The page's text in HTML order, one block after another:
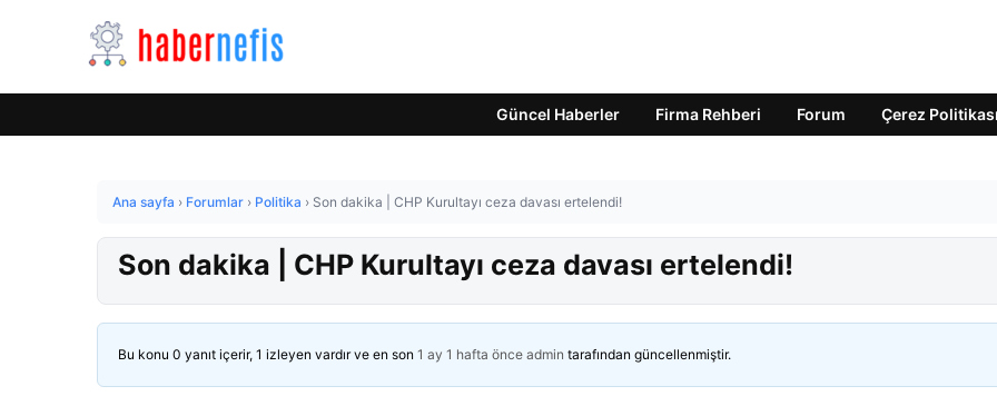
Güncel Haberler Firma Rehberi Forum Çerez Politikası
Ana sayfa › Forumlar › Politika › Son dakika | CHP Kurultayı ceza davası ertelendi!
Son dakika | CHP Kurultayı ceza davası ertelendi!
Bu konu 0 yanıt içerir, 1 izleyen vardır ve en son 1 ay 1 hafta önce admin tarafından güncellenmiştir.